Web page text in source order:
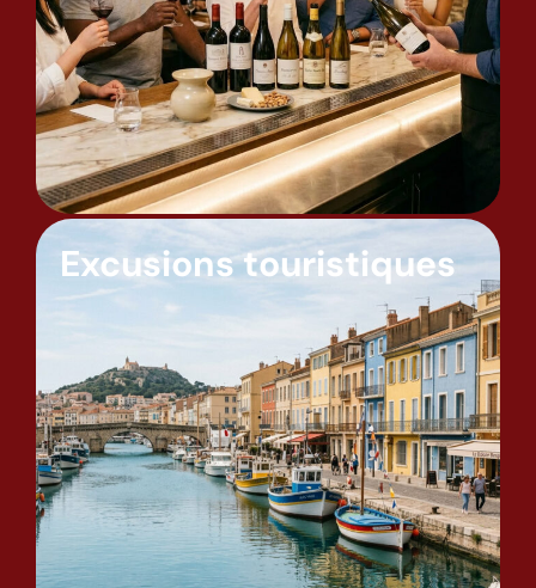
Excusions touristiques